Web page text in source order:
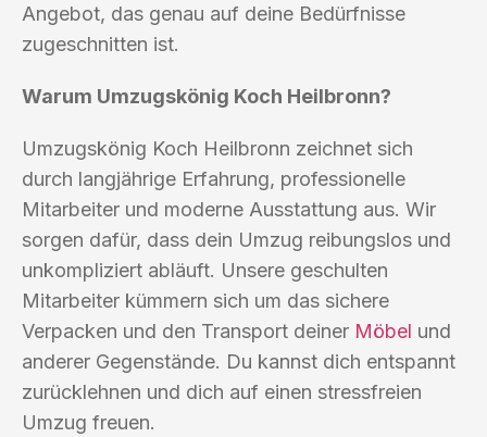
Angebot, das genau auf deine Bedürfnisse
zugeschnitten ist.
Warum Umzugskönig Koch Heilbronn?
Umzugskönig Koch Heilbronn zeichnet sich
durch langjährige Erfahrung, professionelle
Mitarbeiter und moderne Ausstattung aus. Wir
sorgen dafür, dass dein Umzug reibungslos und
unkompliziert abläuft. Unsere geschulten
Mitarbeiter kümmern sich um das sichere
Verpacken und den Transport deiner Möbel und
anderer Gegenstände. Du kannst dich entspannt
zurücklehnen und dich auf einen stressfreien
Umzug freuen.